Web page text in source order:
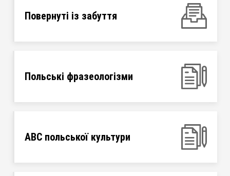
Повернуті із забуття
Польські фразеологізми
ABC польської культури